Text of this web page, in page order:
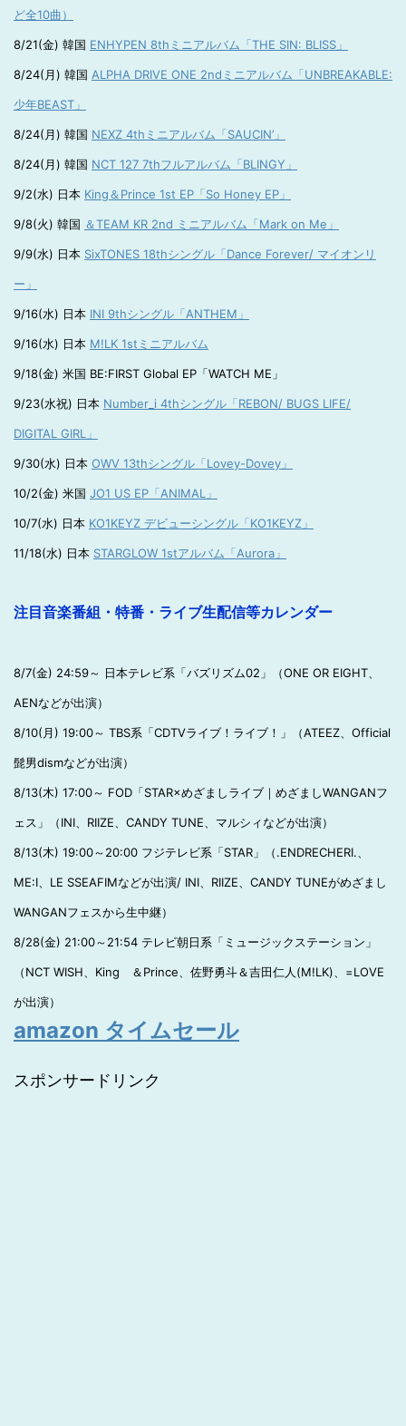
ど全10曲）
8/21(金) 韓国 ENHYPEN 8thミニアルバム「THE SIN: BLISS」
8/24(月) 韓国 ALPHA DRIVE ONE 2ndミニアルバム「UNBREAKABLE:
少年BEAST」
8/24(月) 韓国 NEXZ 4thミニアルバム「SAUCIN’」
8/24(月) 韓国 NCT 127 7thフルアルバム「BLINGY」
9/2(水) 日本 King＆Prince 1st EP「So Honey EP」
9/8(火) 韓国 ＆TEAM KR 2nd ミニアルバム「Mark on Me」
9/9(水) 日本 SixTONES 18thシングル「Dance Forever/ マイオンリ
ー」
9/16(水) 日本 INI 9thシングル「ANTHEM」
9/16(水) 日本 M!LK 1stミニアルバム
9/18(金) 米国 BE:FIRST Global EP「WATCH ME」
9/23(水祝) 日本 Number_i 4thシングル「REBON/ BUGS LIFE/
DIGITAL GIRL」
9/30(水) 日本 OWV 13thシングル「Lovey-Dovey」
10/2(金) 米国 JO1 US EP「ANIMAL」
10/7(水) 日本 KO1KEYZ デビューシングル「KO1KEYZ」
11/18(水) 日本 STARGLOW 1stアルバム「Aurora」
注目音楽番組・特番・ライブ生配信等カレンダー
8/7(金) 24:59～ 日本テレビ系「バズリズム02」（ONE OR EIGHT、
AENなどが出演）
8/10(月) 19:00～ TBS系「CDTVライブ！ライブ！」（ATEEZ、Official
髭男dismなどが出演）
8/13(木) 17:00～ FOD「STAR×めざましライブ｜めざましWANGANフ
ェス」（INI、RIIZE、CANDY TUNE、マルシィなどが出演）
8/13(木) 19:00～20:00 フジテレビ系「STAR」（.ENDRECHERI.、
ME:I、LE SSEAFIMなどが出演/ INI、RIIZE、CANDY TUNEがめざまし
WANGANフェスから生中継）
8/28(金) 21:00～21:54 テレビ朝日系「ミュージックステーション」
（NCT WISH、King ＆Prince、佐野勇斗＆吉田仁人(M!LK)、=LOVE
が出演）
amazon タイムセール
スポンサードリンク